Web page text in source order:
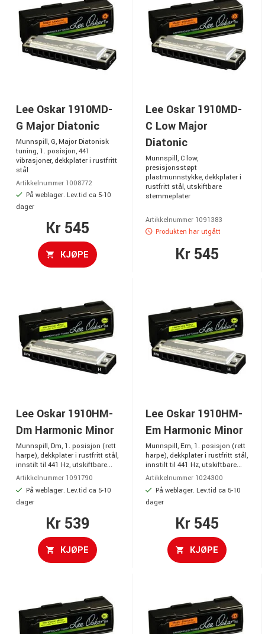
Lee Oskar 1910MD-
G Major Diatonic
Munnspill, G, Major Diatonisk
tuning, 1. posisjon, 441
vibrasjoner, dekkplater i rustfritt
stål
Artikkelnummer 1008772
På weblager. Lev.tid ca 5-10
dager
Kr 545
KJØPE
Lee Oskar 1910MD-
C Low Major
Diatonic
Munnspill, C low,
presisjonsstøpt
plastmunnstykke, dekkplater i
rustfritt stål, utskiftbare
stemmeplater
Artikkelnummer 1091383
Produkten har utgått
Kr 545
Lee Oskar 1910HM-
Dm Harmonic Minor
Munnspill, Dm, 1. posisjon (rett
harpe), dekkplater i rustfritt stål,
innstilt til 441 Hz, utskiftbare...
Artikkelnummer 1091790
På weblager. Lev.tid ca 5-10
dager
Kr 539
KJØPE
Lee Oskar 1910HM-
Em Harmonic Minor
Munnspill, Em, 1. posisjon (rett
harpe), dekkplater i rustfritt stål,
innstilt til 441 Hz, utskiftbare...
Artikkelnummer 1024300
På weblager. Lev.tid ca 5-10
dager
Kr 545
KJØPE